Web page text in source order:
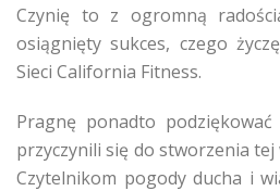
Czynię to z ogromną
osiągnięty sukces, czego
Sieci California Fitness.
Pragnę ponadto
przyczynili się do stworzenia tej
Czytelnikom pogody ducha i